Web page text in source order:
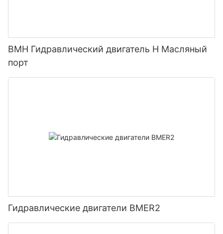
BMH Гидравлический двигатель H Масляный
порт
Гидравлические двигатели BMER2